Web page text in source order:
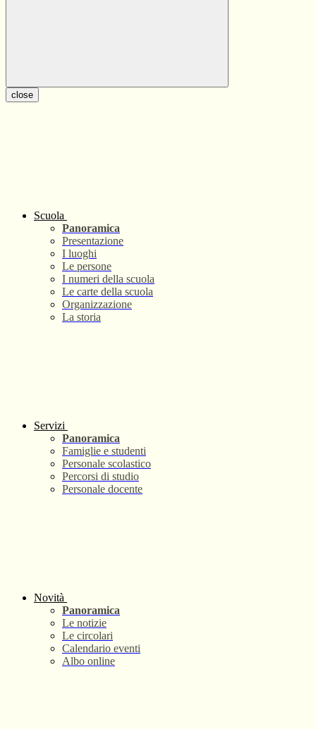
close
Scuola
Panoramica
Presentazione
I luoghi
Le persone
I numeri della scuola
Le carte della scuola
Organizzazione
La storia
Servizi
Panoramica
Famiglie e studenti
Personale scolastico
Percorsi di studio
Personale docente
Novità
Panoramica
Le notizie
Le circolari
Calendario eventi
Albo online